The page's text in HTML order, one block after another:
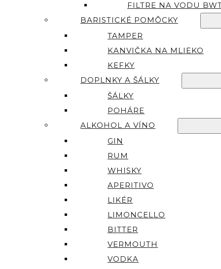
FILTRE NA VODU
BARISTICKÉ POMÔCKY
TAMPER
KANVIČKA NA MLIEKO
KEFKY
DOPLNKY A ŠÁLKY
ŠÁLKY
POHÁRE
ALKOHOL A VÍNO
GIN
RUM
WHISKY
APERITIVO
LIKÉR
LIMONCELLO
BITTER
VERMOUTH
VODKA